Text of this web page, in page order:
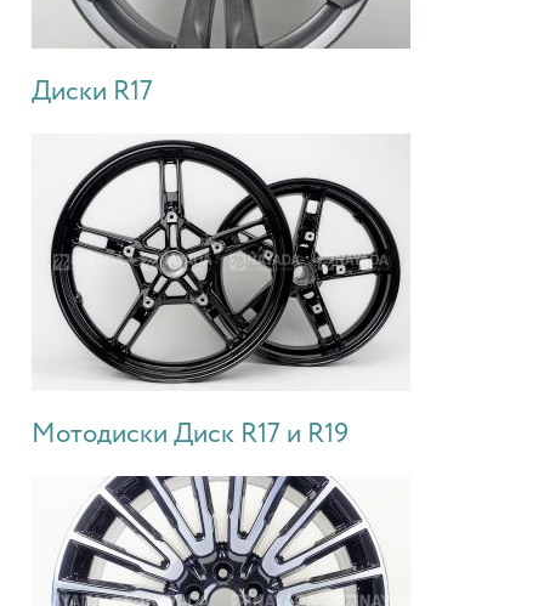
Диски R17
Мотодиски Диск R17 и R19